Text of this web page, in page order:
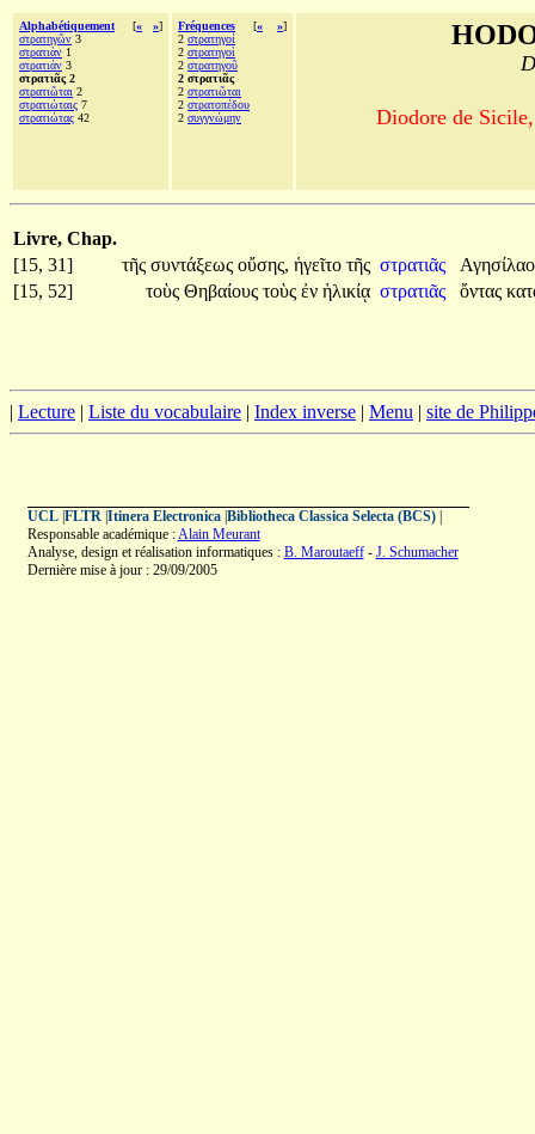
Alphabétiquement [« »]
στρατηγῶν 3
στρατιὰν 1
στρατιάν 3
στρατιᾶς 2
στρατιῶται 2
στρατιώταις 7
στρατιώτας 42
Fréquences [« »]
2 στρατηγοί
2 στρατηγοὶ
2 στρατηγοῦ
2 στρατιᾶς
2 στρατιῶται
2 στρατοπέδου
2 συγγνώμην Diodore de
Livre, Chap.
[15, 31]
τῆς συντάξεως οὔσης, ἡγεῖτο τῆς στρατιᾶς
[15, 52]
τοὺς Θηβαίους τοὺς ἐν ἡλικίᾳ στρατιᾶς ὄντας
| Lecture | Liste du vocabulaire | Index inverse | Menu | site de
UCL| FLTR| Itinera Electronica| Bibliotheca Classica Selecta (BCS)|
Responsable académique :Alain Meurant
Analyse, design et réalisation informatiques : B. Maroutaeff- J. Schumacher
Dernière mise à jour : 29/09/2005